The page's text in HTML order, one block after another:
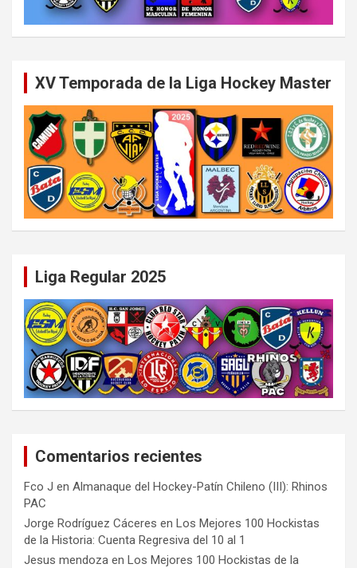
XV Temporada de la Liga Hockey Master
Liga Regular 2025
Comentarios recientes
Fco J en Almanaque del Hockey-Patín Chileno (III): Rhinos
PAC
Jorge Rodríguez Cáceres en Los Mejores 100 Hockistas
de la Historia: Cuenta Regresiva del 10 al 1
Jesus mendoza en Los Mejores 100 Hockistas de la